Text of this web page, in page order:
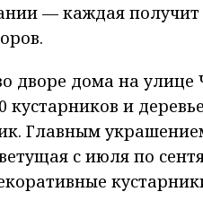
— каждая получит
дворе дома на улице
и
Главным
с июля по